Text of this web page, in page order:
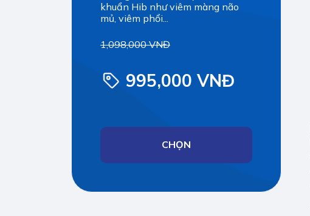
khuẩn Hib như viêm màng não
mủ, viêm phổi...
1,098,000 VNĐ
995,000 VNĐ
CHỌN